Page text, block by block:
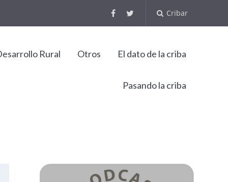
Cribar
Rural Otros El dato de la criba
Pasando la criba